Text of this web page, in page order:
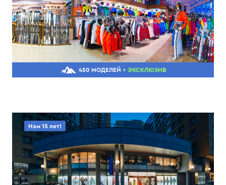
450 МОДЕЛЕЙ + ЭКСКЛЮЗИВ
Нам 15 лет!